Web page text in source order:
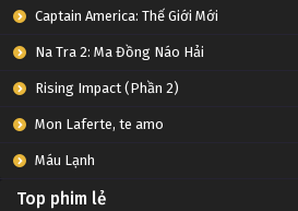
Captain America: Thế Giới Mới
Na Tra 2: Ma Đồng Náo Hải
Rising Impact (Phần 2)
Mon Laferte, te amo
Máu Lạnh
Top phim lẻ